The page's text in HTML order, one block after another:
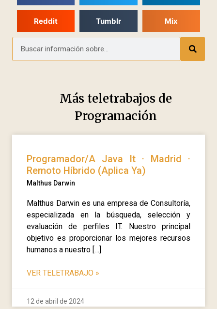
Reddit Tumblr Mix
Más teletrabajos de
Programación
Programador/A Java It · Madrid ·
Remoto Híbrido (Aplica Ya)
Malthus Darwin
Malthus Darwin es una empresa de Consultoría,
especializada en la búsqueda, selección y
evaluación de perfiles IT. Nuestro principal
objetivo es proporcionar los mejores recursos
humanos a nuestro […]
VER TELETRABAJO »
12 de abril de 2024